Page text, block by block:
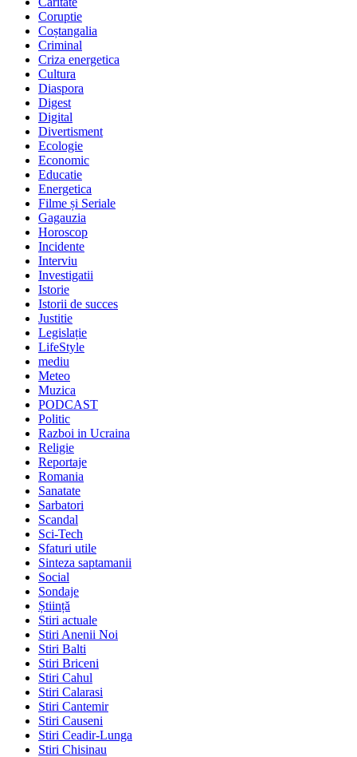
Coruptie
Coștangalia
Criminal
Criza energetica
Cultura
Diaspora
Digest
Digital
Divertisment
Ecologie
Economic
Educatie
Energetica
Filme și Seriale
Gagauzia
Horoscop
Incidente
Interviu
Investigatii
Istorie
Istorii de succes
Justitie
Legislație
LifeStyle
mediu
Meteo
Muzica
PODCAST
Politic
Razboi in Ucraina
Religie
Reportaje
Romania
Sanatate
Sarbatori
Scandal
Sci-Tech
Sfaturi utile
Sinteza saptamanii
Social
Sondaje
Știință
Stiri actuale
Stiri Anenii Noi
Stiri Balti
Stiri Briceni
Stiri Cahul
Stiri Calarasi
Stiri Cantemir
Stiri Causeni
Stiri Ceadir-Lunga
Stiri Chisinau